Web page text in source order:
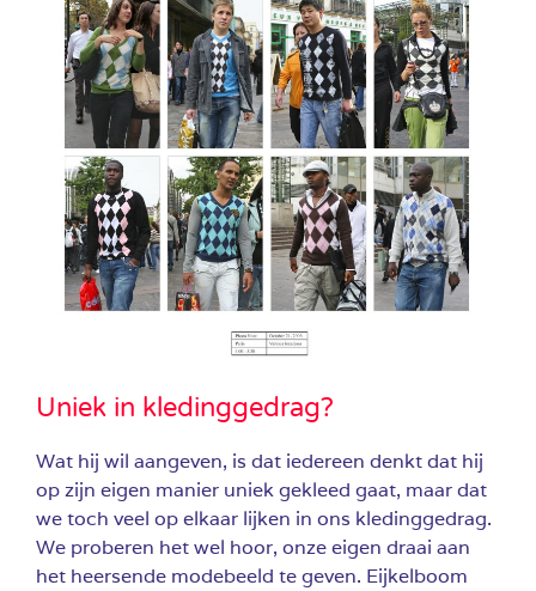
Uniek in kledinggedrag?
Wat hij wil aangeven, is dat iedereen denkt dat hij
op zijn eigen manier uniek gekleed gaat, maar dat
we toch veel op elkaar lijken in ons kledinggedrag.
We proberen het wel hoor, onze eigen draai aan
het heersende modebeeld te geven. Eijkelboom